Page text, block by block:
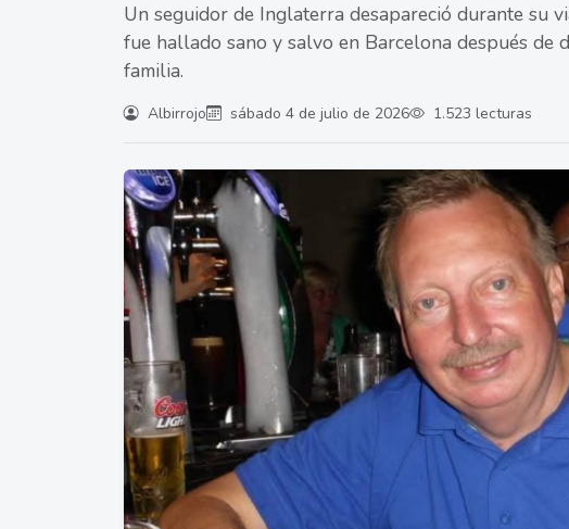
Un seguidor de Inglaterra desapareció durante su
fue hallado sano y salvo en Barcelona después de
familia.
Albirrojo sábado 4 de julio de 2026 1.523 lecturas